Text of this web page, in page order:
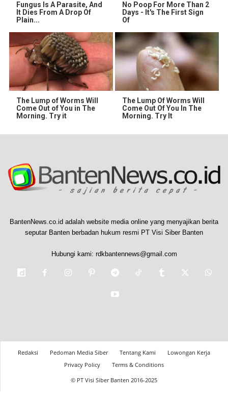
Fungus Is A Parasite, And
It Dies From A Drop Of
Plain...
No Poop For More Than 2
Days - It's The First Sign
Of
The Lump of Worms Will
Come Out of You in The
Morning. Try it
The Lump Of Worms Will
Come Out Of You In The
Morning. Try It
BantenNews.co.id adalah website media online yang menyajikan berita
seputar Banten berbadan hukum resmi PT Visi Siber Banten
Hubungi kami: rdkbantennews@gmail.com
Redaksi Pedoman Media Siber Tentang Kami
Lowongan Kerja
Privacy Policy
Terms & Conditions
© PT Visi Siber Banten 2016-2025